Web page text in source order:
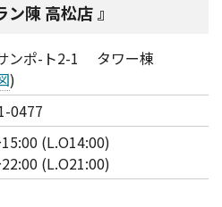
ン陳 高松店
ンポ-ト2-1 タワー棟
)
0477
(L.O14:00)
(L.O21:00)